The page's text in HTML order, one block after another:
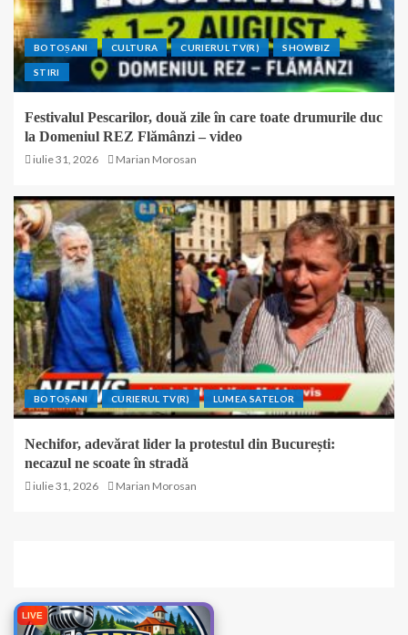
BOTOȘANI CULTURA CURIERUL TV(R) SHOWBIZ
STIRI
Festivalul Pescarilor, două zile în care toate drumurile duc
la Domeniul REZ Flămânzi – video
iulie 31, 2026 Marian Morosan
BOTOȘANI CURIERUL TV(R) LUMEA SATELOR
Nechifor, adevărat lider la protestul din București:
necazul ne scoate în stradă
iulie 31, 2026 Marian Morosan
LIVE